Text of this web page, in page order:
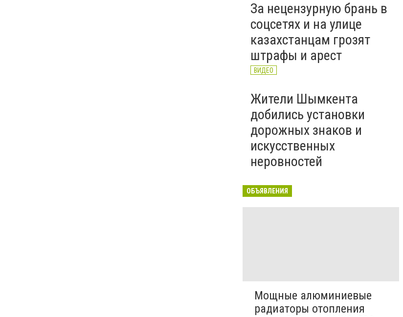
За нецензурную брань в
соцсетях и на улице
казахстанцам грозят
штрафы и арест
ВИДЕО
Жители Шымкента
добились установки
дорожных знаков и
искусственных
неровностей
ОБЪЯВЛЕНИЯ
Мощные алюминиевые
радиаторы отопления